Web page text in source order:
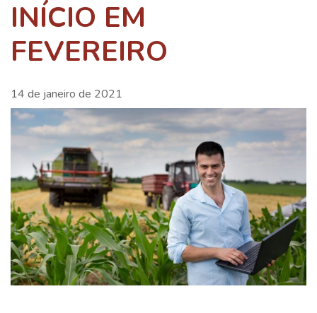
INÍCIO EM
FEVEREIRO
14 de janeiro de 2021